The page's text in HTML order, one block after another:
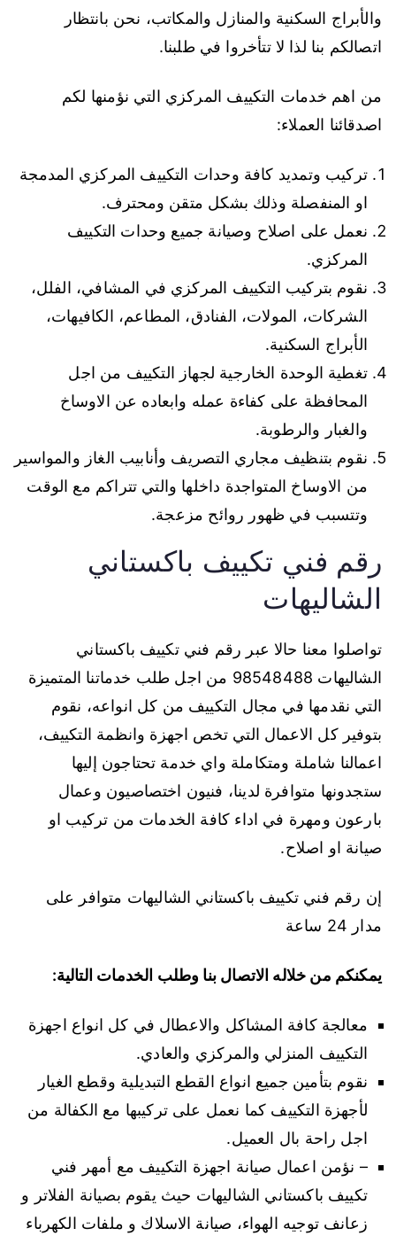
والأبراج السكنية والمنازل والمكاتب، نحن بانتظار
اتصالكم بنا لذا لا تتأخروا في طلبنا.
من اهم خدمات التكييف المركزي التي نؤمنها لكم
اصدقائنا العملاء:
تركيب وتمديد كافة وحدات التكييف المركزي المدمجة
او المنفصلة وذلك بشكل متقن ومحترف.
نعمل على اصلاح وصيانة جميع وحدات التكييف
المركزي.
نقوم بتركيب التكييف المركزي في المشافي، الفلل،
الشركات، المولات، الفنادق، المطاعم، الكافيهات،
الأبراج السكنية.
تغطية الوحدة الخارجية لجهاز التكييف من اجل
المحافظة على كفاءة عمله وابعاده عن الاوساخ
والغبار والرطوبة.
نقوم بتنظيف مجاري التصريف وأنابيب الغاز والمواسير
من الاوساخ المتواجدة داخلها والتي تتراكم مع الوقت
وتتسبب في ظهور روائح مزعجة.
رقم فني تكييف باكستاني
الشاليهات
تواصلوا معنا حالا عبر رقم فني تكييف باكستاني
الشاليهات 98548488 من اجل طلب خدماتنا المتميزة
التي نقدمها في مجال التكييف من كل انواعه، نقوم
بتوفير كل الاعمال التي تخص اجهزة وانظمة التكييف،
اعمالنا شاملة ومتكاملة واي خدمة تحتاجون إليها
ستجدونها متوافرة لدينا، فنيون اختصاصيون وعمال
بارعون ومهرة في اداء كافة الخدمات من تركيب او
صيانة او اصلاح.
إن رقم فني تكييف باكستاني الشاليهات متوافر على
مدار 24 ساعة
يمكنكم من خلاله الاتصال بنا وطلب الخدمات التالية:
معالجة كافة المشاكل والاعطال في كل انواع اجهزة
التكييف المنزلي والمركزي والعادي.
نقوم بتأمين جميع انواع القطع التبديلية وقطع الغيار
لأجهزة التكييف كما نعمل على تركيبها مع الكفالة من
اجل راحة بال العميل.
– نؤمن اعمال صيانة اجهزة التكييف مع أمهر فني
تكييف باكستاني الشاليهات حيث يقوم بصيانة الفلاتر و
زعانف توجيه الهواء، صيانة الاسلاك و ملفات الكهرباء